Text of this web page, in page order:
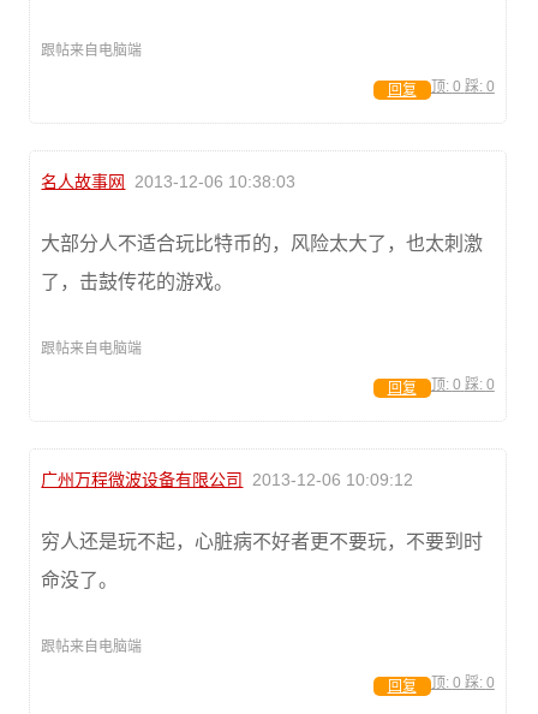
跟帖来自电脑端
顶: 0 踩: 0
回复
名人故事网 2013-12-06 10:38:03
大部分人不适合玩比特币的，风险太大了，也太刺激
了，击鼓传花的游戏。
跟帖来自电脑端
顶: 0 踩: 0
回复
广州万程微波设备有限公司 2013-12-06 10:09:12
穷人还是玩不起，心脏病不好者更不要玩，不要到时
命没了。
跟帖来自电脑端
顶: 0 踩: 0
回复